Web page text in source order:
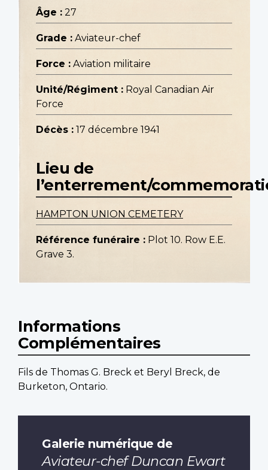
Âge : 27
Grade : Aviateur-chef
Force : Aviation militaire
Unité/Régiment : Royal Canadian Air
Force
Décès : 17 décembre 1941
Lieu de
l’enterrement/
HAMPTON UNION CEMETERY
Référence funéraire : Plot 10. Row E.E.
Grave 3.
Informations
Complémentaires
Fils de Thomas G. Breck et Beryl Breck, de
Burketon, Ontario.
Galerie numérique de
Aviateur-chef Duncan Ewart